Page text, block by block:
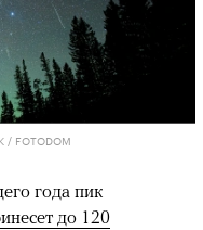
/ FOTODOM
года пик
до 120